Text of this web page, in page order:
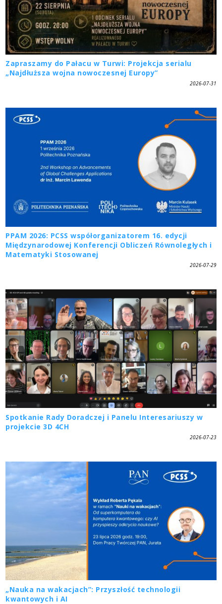
Zapraszamy do Pałacu w Turwi: Projekcja serialu
„Najdłuższa wojna nowoczesnej Europy”
2026-07-31
PPAM 2026: PCSS współorganizatorem 16. edycji
Międzynarodowej Konferencji Obliczeń Równoległych i
Matematyki Stosowanej
2026-07-29
Spotkanie Rady Doradczej i Panelu Interesariuszy w
projekcie 3D 4CH
2026-07-23
„Nauka na wakacjach”: Przyszłość technologii
kwantowych i AI